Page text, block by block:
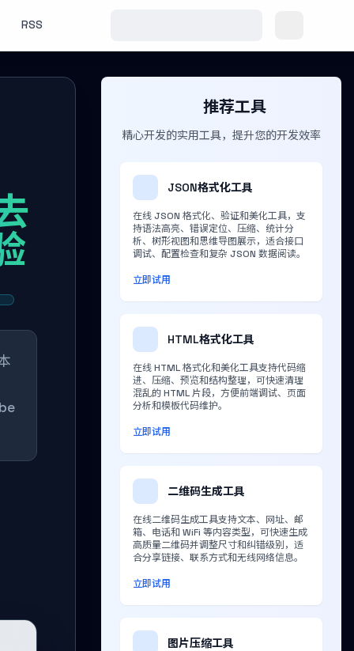
RSS
推荐工具
精心开发的实用工具，提升您的开发效率
JSON格式化工具
在线 JSON 格式化、验证和美化工具，支
持语法高亮、错误定位、压缩、统计分
析、树形视图和思维导图展示，适合接口
调试、配置检查和复杂 JSON 数据阅读。
立即试用
HTML格式化工具
在线 HTML 格式化和美化工具支持代码缩
进、压缩、预览和结构整理，可快速清理
混乱的 HTML 片段，方便前端调试、页面
分析和模板代码维护。
立即试用
二维码生成工具
在线二维码生成工具支持文本、网址、邮
箱、电话和 WiFi 等内容类型，可快速生成
高质量二维码并调整尺寸和纠错级别，适
合分享链接、联系方式和无线网络信息。
立即试用
图片压缩工具